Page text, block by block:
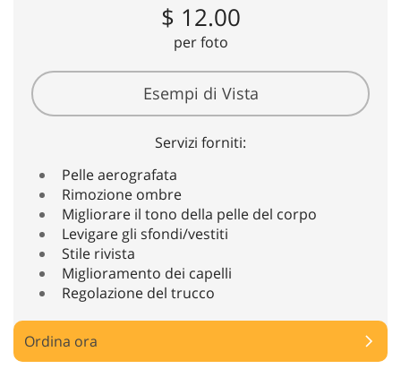
$ 12.00
per foto
Esempi di Vista
Servizi forniti:
Pelle aerografata
Rimozione ombre
Migliorare il tono della pelle del corpo
Levigare gli sfondi/vestiti
Stile rivista
Miglioramento dei capelli
Regolazione del trucco
Ordina ora